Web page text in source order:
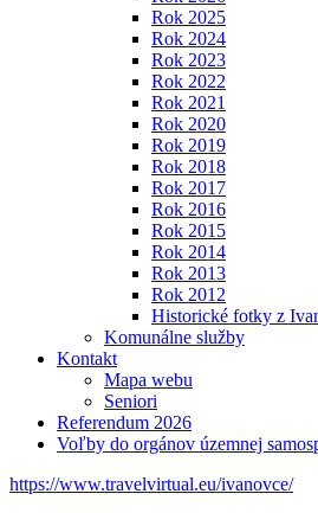
Rok 2025
Rok 2024
Rok 2023
Rok 2022
Rok 2021
Rok 2020
Rok 2019
Rok 2018
Rok 2017
Rok 2016
Rok 2015
Rok 2014
Rok 2013
Rok 2012
Historické fotky z
Komunálne služby
Kontakt
Mapa webu
Seniori
Referendum 2026
Voľby do orgánov územnej
https://www.travelvirtual.eu/ivanovce/